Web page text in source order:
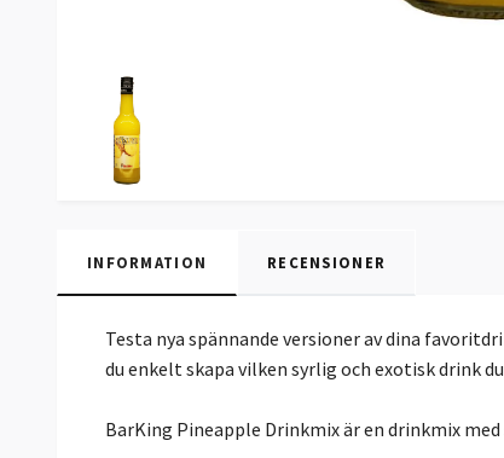
INFORMATION RECENSIONER
Testa nya spännande versioner av dina
du enkelt skapa vilken syrlig och exotisk drink
BarKing Pineapple Drinkmix är en drinkmix